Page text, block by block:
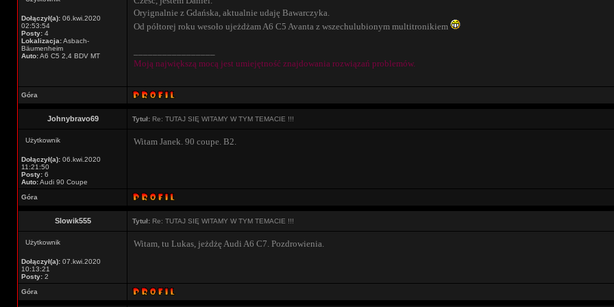
Dołączył(a): 06.kwi.2020
02:53:54
Posty: 4
Lokalizacja:Asbach-
Bäumenheim
Auto:A6 C5 2,4 BDV MT
Oryignalnie z Gdańska, aktualnie udaję Bawarczyka.
Od półtorej roku wesoło ujeżdżam A6 C5 Avanta z wszechulubionym multitronikiem
Moją największą mocą jest umiejętność znajdowania rozwiązań problemów.
Góra
Johnybravo69 Tytuł: Re: TUTAJ SIĘ WITAMY W TYM TEMACIE !!!
Użytkownik
Dołączył(a): 06.kwi.2020
11:21:50
Posty: 6
Auto:Audi 90 Coupe
Witam Janek. 90 coupe. B2.
Góra
Slowik555 Tytuł: Re: TUTAJ SIĘ WITAMY W TYM TEMACIE !!!
Użytkownik
Dołączył(a): 07.kwi.2020
10:13:21
Posty: 2
Witam, tu Lukas, jeżdżę Audi A6 C7. Pozdrowienia.
Góra